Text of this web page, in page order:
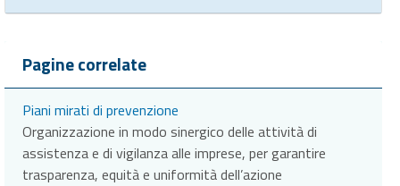
Pagine correlate
Piani mirati di prevenzione
Organizzazione in modo sinergico delle attività di
assistenza e di vigilanza alle imprese, per garantire
trasparenza, equità e uniformità dell’azione